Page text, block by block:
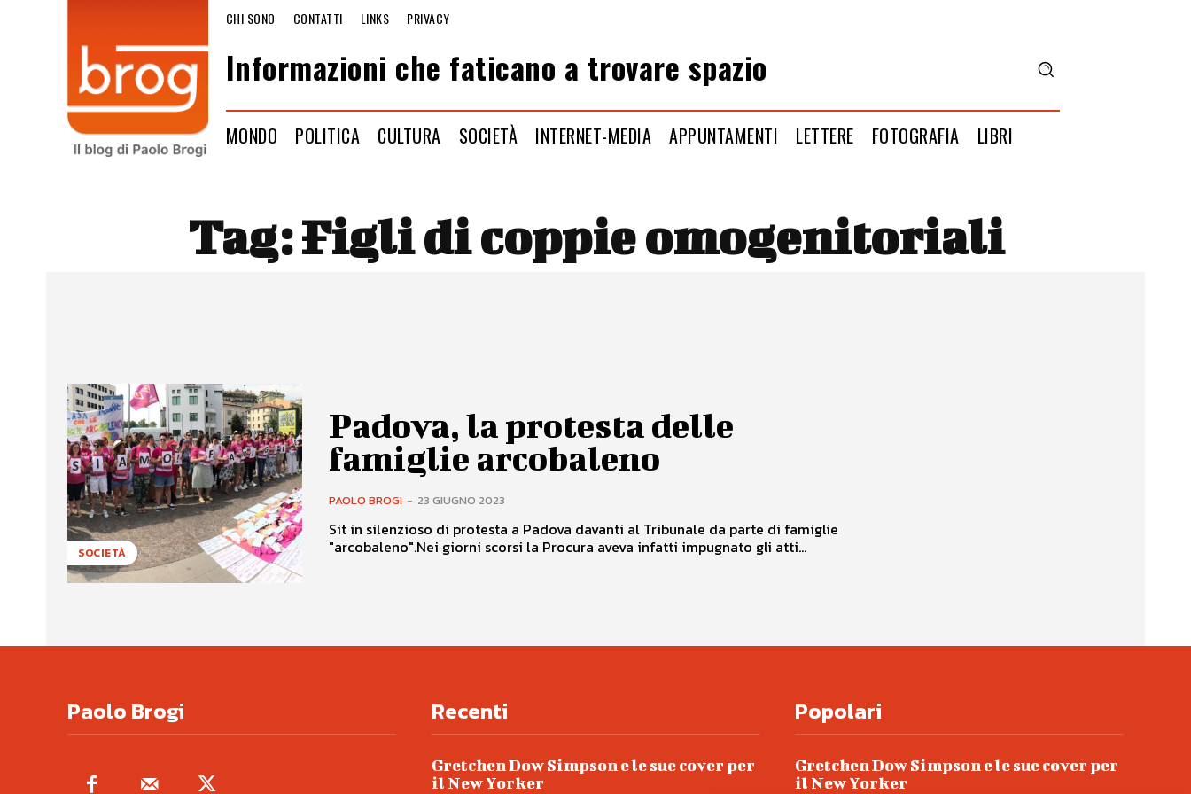
CHI SONO CONTATTI LINKS PRIVACY
Informazioni che faticano a trovare spazio
MONDO POLITICA CULTURA SOCIETÀ INTERNET-MEDIA APPUNTAMENTI LETTERE FOTOGRAFIA LIBRI
Tag:Figli di coppie omogenitoriali
SOCIETÀ
Padova, la protesta delle
famiglie arcobaleno
PAOLO BROGI - 23 GIUGNO 2023
Sit in silenzioso di protesta a Padova davanti al Tribunale da parte di famiglie
"arcobaleno".Nei giorni scorsi la Procura aveva infatti impugnato gli atti...
Paolo Brogi Recenti
Gretchen Dow Simpson e le sue cover per
il New Yorker
Popolari
Gretchen Dow Simpson e le sue cover per
il New Yorker